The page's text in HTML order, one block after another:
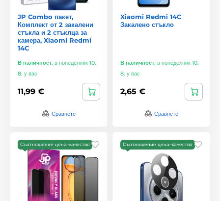
JP Combo пакет,
Комплект от 2 закалени
стъкла и 2 стъклца за
камера, Xiaomi Redmi
14C
В наличност, в понеделник 10.
8. у вас
11,99 €
Сравнете
Xiaomi Redmi 14C
Закалено стъкло
В наличност, в понеделник 10.
8. у вас
2,65 €
Сравнете
Съотношение цена–качество Съотношение цена–качество